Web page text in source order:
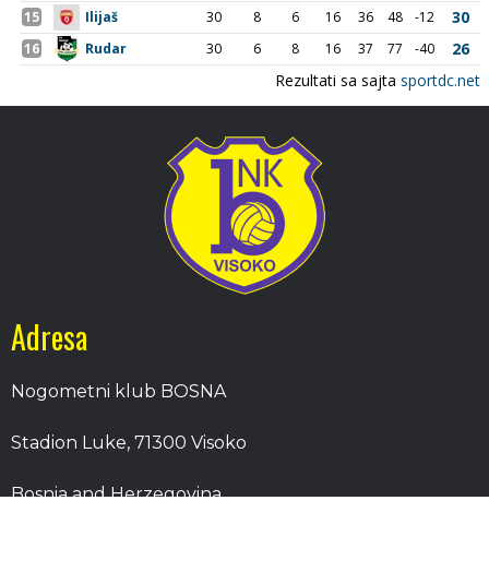
Adresa
Nogometni klub BOSNA
Stadion Luke, 71300 Visoko
Bosnia and Herzegovina